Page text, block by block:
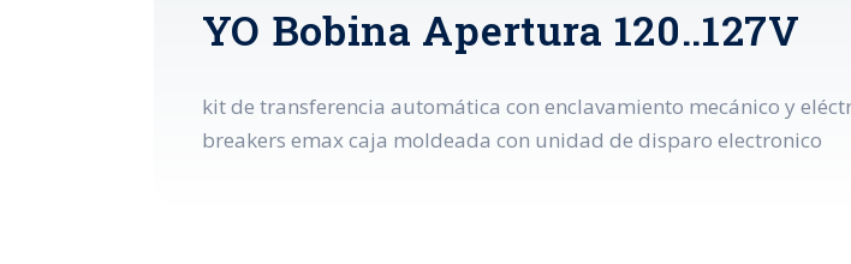
YO Bobina Apertura 120..127V
kit de transferencia automática con enclavamiento mecánico y
breakers emax caja moldeada con unidad de disparo electronico